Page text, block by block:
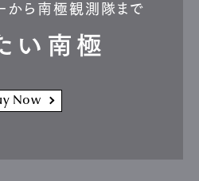
から南極観測隊まで
い南極
Now